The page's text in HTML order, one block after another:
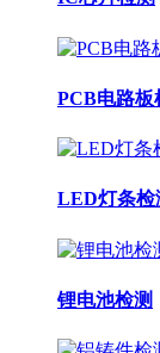
PCB电路板
LED灯条检
锂电池检测